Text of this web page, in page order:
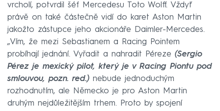
vrcholí, potvrdil šéf Mercedesu Toto Wolff. Vždyť
právě on také částečně vidí do karet Aston Martin
jakožto zástupce jeho akcionáře Daimler-Mercedes.
„Vím, že mezi Sebastianem a Racing Pointem
probíhají jednání. Vyřadit a nahradit Péreze (Sergio
Pérez je mexický pilot, který je v Racing Piontu pod
smlouvou, pozn. red.) nebude jednoduchým
rozhodnutím, ale Německo je pro Aston Martin
druhým nejdůležitějším trhem. Proto by spojení